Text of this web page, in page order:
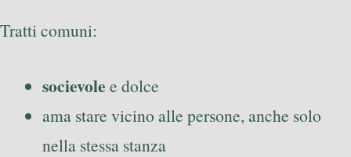
Tratti comuni:
socievole e dolce
ama stare vicino alle persone, anche solo
nella stessa stanza